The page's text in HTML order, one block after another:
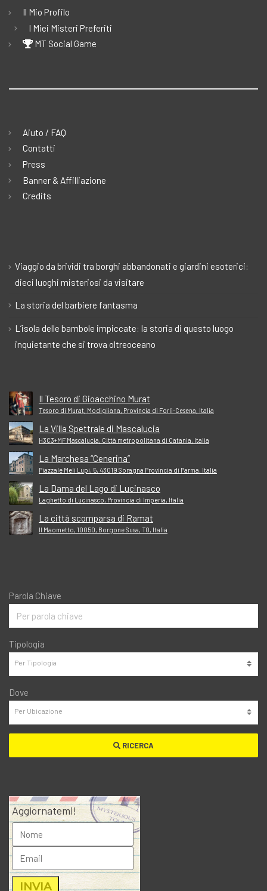
Il Mio Profilo
I Miei Misteri Preferiti
MT Social Game
Aiuto / FAQ
Contatti
Press
Banner & Affilliazione
Credits
Viaggio da brividi tra borghi abbandonati e giardini esoterici:
dieci luoghi misteriosi da visitare
La storia del barbiere fantasma
L’isola delle bambole impiccate: la storia di questo luogo
inquietante che si trova oltreoceano
Il Tesoro di Gioacchino Murat
Tesoro di Murat, Modigliana, Provincia di Forlì-Cesena, Italia
La Villa Spettrale di Mascalucia
H3C3+MF Mascalucia, Città metropolitana di Catania, Italia
La Marchesa “Cenerina”
Piazzale Meli Lupi, 5, 43019 Soragna Provincia di Parma, Italia
La Dama del Lago di Lucinasco
Laghetto di Lucinasco, Provincia di Imperia, Italia
La città scomparsa di Ramat
Il Maometto, 10050, Borgone Susa, TO, Italia
Parola Chiave
Tipologia
Dove
RICERCA
Aggiornatemi!